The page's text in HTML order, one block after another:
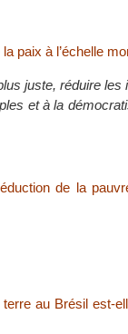
paix à l’échelle
juste, réduire les
et à la
de la
au Brésil est-